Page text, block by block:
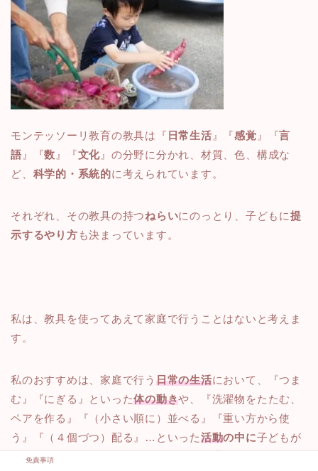
モンテッソーリ教育の教具は『 日常生活 』『感覚 』『言
語』『数 』『文化 』の分野に分かれ、材質、色、構成な
ど、 科学的・系統的に考えられています。
それぞれ、その教具の持つねらいにのっとり、子どもに提
示するやり方 も決まっています。
私は、教具を使ってあえて家庭で行うことはないと考えま
す。
私のおすすめは、家庭で行う 日常の生活において、『つま
む』『にぎる』といった体の動きや、『洗濯物をたたむ、
ペアを作る』『（小さい順に）並べる』『重い方から使
う』『（４個づつ）配る』…といった活動の中に子どもが
学んだり、
免責事項